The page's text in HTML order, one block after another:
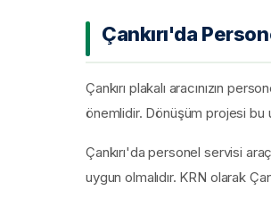
Çankırı'da
Çankırı plakalı aracınızın
önemlidir. Dönüşüm projesi bu
Çankırı'da personel servisi
uygun olmalıdır. KRN olarak